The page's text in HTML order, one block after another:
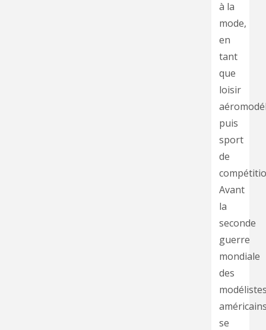
à la
mode,
en
tant
que
loisir
puis
sport
de
Avant
la
seconde
guerre
mondiale
des
se